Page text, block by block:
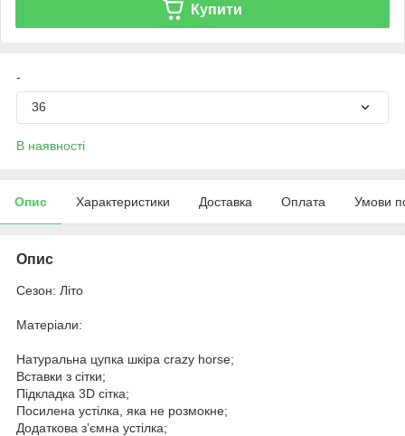
Купити
-
36
В наявності
Опис Характеристики Доставка Оплата Умови
Опис
Сезон: Літо
Матеріали:
Натуральна цупка шкіра crazy horse;
Вставки з сітки;
Підкладка 3D сітка;
Посилена устілка, яка не розмокне;
Додаткова з’ємна устілка;